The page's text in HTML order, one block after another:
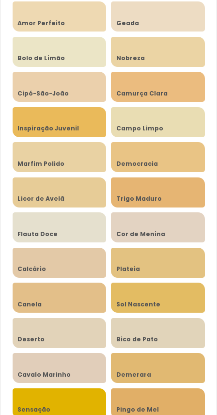
Amor Perfeito Geada
Bolo de Limão Nobreza
Cipó-São-João Camurça Clara
Inspiração Juvenil Campo Limpo
Marfim Polido Democracia
Licor de Avelã Trigo Maduro
Flauta Doce Cor de Menina
Calcário Plateia
Canela Sol Nascente
Deserto Bico de Pato
Cavalo Marinho Demerara
Sensação Pingo de Mel